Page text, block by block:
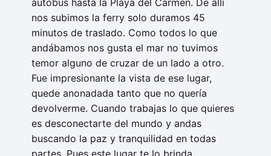
autobús hasta la Playa del Carmen. De allí
nos subimos la ferry solo duramos 45
minutos de traslado. Como todos lo que
andábamos nos gusta el mar no tuvimos
temor alguno de cruzar de un lado a otro.
Fue impresionante la vista de ese lugar,
quede anonadada tanto que no quería
devolverme. Cuando trabajas lo que quieres
es desconectarte del mundo y andas
buscando la paz y tranquilidad en todas